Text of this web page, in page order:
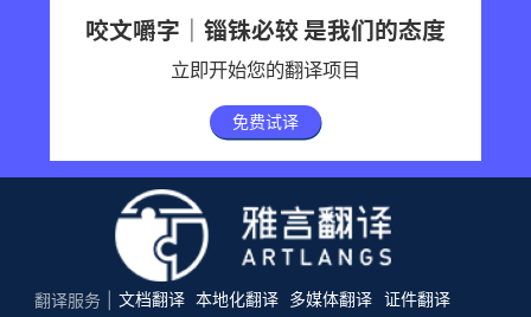
咬文嚼字｜锱铢必较 是我们的态度
立即开始您的翻译项目
免费试译
翻译服务 文档翻译 本地化翻译 多媒体翻译 证件翻译